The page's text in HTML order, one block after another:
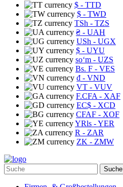
$ - TTD
$ - TWD
TSh - TZS
₴ - UAH
USh - UGX
$ - UYU
soʻm - UZS
Bs. F - VES
₫ - VND
VT - VUV
F.CFA - XAF
EC$ - XCD
CFAF - XOF
YRls - YER
R - ZAR
ZK - ZMW
Suche